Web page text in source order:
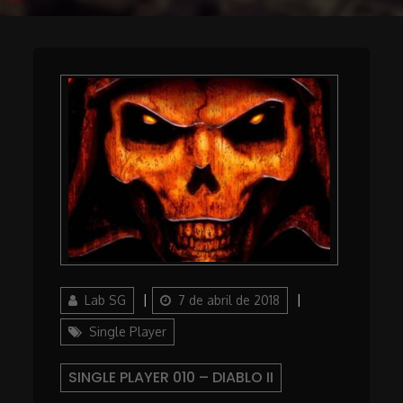
AuthorLab SG
Posted
on
7 de abril de 2018
Single Player
SINGLE PLAYER 010 – DIABLO II